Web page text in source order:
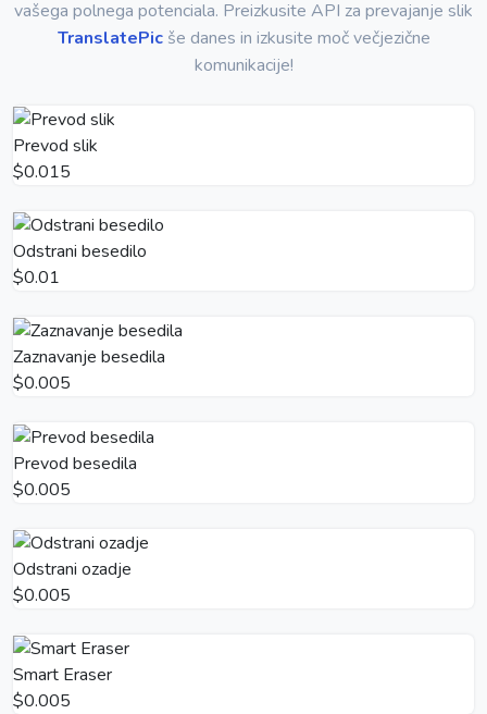
vašega polnega potenciala. Preizkusite API za prevajanje slik
TranslatePicše danes in izkusite moč večjezične
komunikacije!
Prevod slik
$0.015
Odstrani besedilo
$0.01
Zaznavanje besedila
$0.005
Prevod besedila
$0.005
Odstrani ozadje
$0.005
Smart Eraser
$0.005